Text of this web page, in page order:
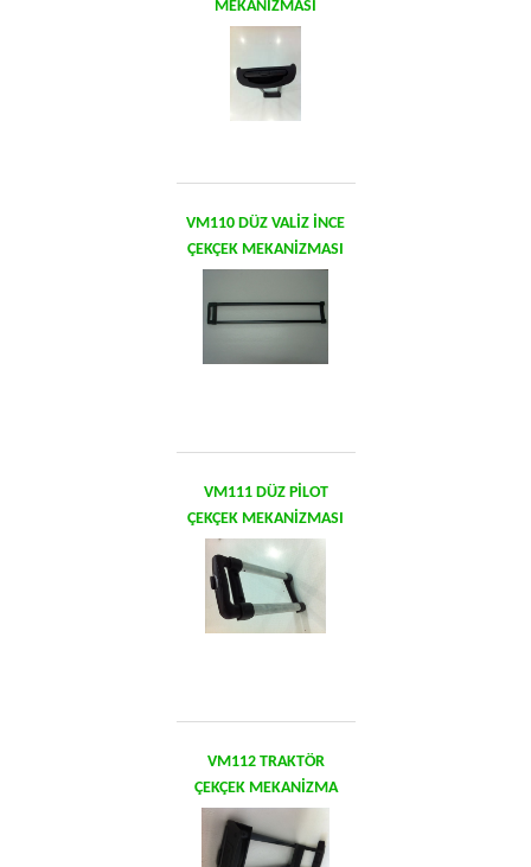
MEKANİZMASI
VM110 DÜZ VALİZ İNCE
ÇEKÇEK MEKANİZMASI
VM111 DÜZ PİLOT
ÇEKÇEK MEKANİZMASI
VM112 TRAKTÖR
ÇEKÇEK MEKANİZMA